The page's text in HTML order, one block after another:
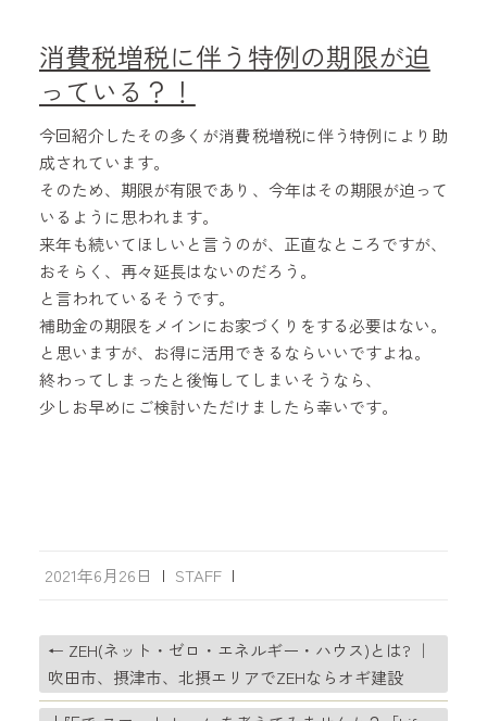
消費税増税に伴う特例の期限が迫
っている？！
今回紹介したその多くが消費税増税に伴う特例により助
成されています。
そのため、期限が有限であり、今年はその期限が迫って
いるように思われます。
来年も続いてほしいと言うのが、正直なところですが、
おそらく、再々延長はないのだろう。
と言われているそうです。
補助金の期限をメインにお家づくりをする必要はない。
と思いますが、お得に活用できるならいいですよね。
終わってしまったと後悔してしまいそうなら、
少しお早めにご検討いただけましたら幸いです。
2021年6月26日 | STAFF |
← ZEH(ネット・ゼロ・エネルギー・ハウス)とは? ｜
吹田市、摂津市、北摂エリアでZEHならオギ建設